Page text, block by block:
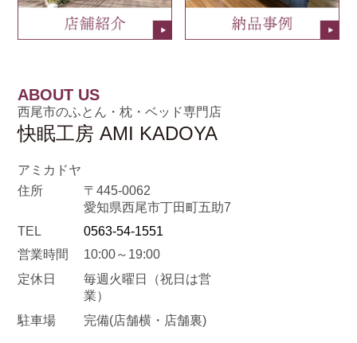
ABOUT US
西尾市のふとん・枕・ベッド専門店
快眠工房 AMI KADOYA
アミカドヤ
住所
〒445-0062
愛知県西尾市丁田町五助7
TEL
0563-54-1551
営業時間
10:00～19:00
定休日
毎週火曜日
（祝日は営
業）
駐車場
完備(店舗横・店舗裏)